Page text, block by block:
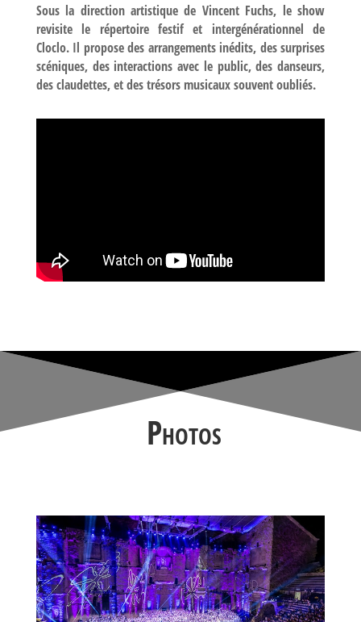
Sous la direction artistique de Vincent Fuchs, le show
revisite le répertoire festif et intergénérationnel de
Cloclo. Il propose des arrangements inédits, des surprises
scéniques, des interactions avec le public, des danseurs,
des claudettes, et des trésors musicaux souvent oubliés.
Photos